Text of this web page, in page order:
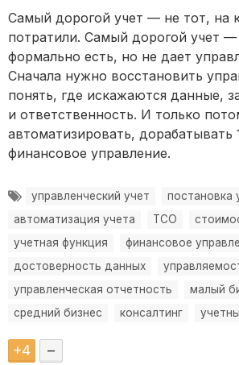
Самый дорогой учет — не тот, на
потратили. Самый дорогой учет
формально есть, но не дает
Сначала нужно восстановить
понять, где искажаются данные,
и ответственность. И только
автоматизировать, дорабатывать
финансовое управление.
управленческий учет постановка
автоматизация учета
TCO
учетная функция
финансовое
достоверность данных
управленческая отчетность
малый
средний бизнес
консалтинг
+4 –